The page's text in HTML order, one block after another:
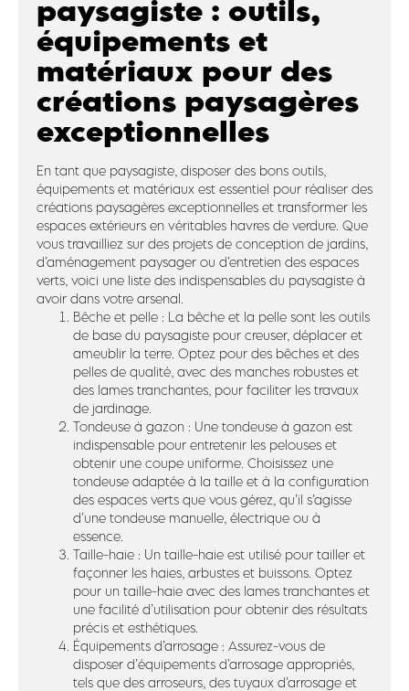
paysagiste : outils,
équipements et
matériaux pour des
créations paysagères
exceptionnelles
En tant que paysagiste, disposer des bons outils,
équipements et matériaux est essentiel pour réaliser des
créations paysagères exceptionnelles et transformer les
espaces extérieurs en véritables havres de verdure. Que
vous travailliez sur des projets de conception de jardins,
d’aménagement paysager ou d’entretien des espaces
verts, voici une liste des indispensables du paysagiste à
avoir dans votre arsenal.
Bêche et pelle : La bêche et la pelle sont les outils
de base du paysagiste pour creuser, déplacer et
ameublir la terre. Optez pour des bêches et des
pelles de qualité, avec des manches robustes et
des lames tranchantes, pour faciliter les travaux
de jardinage.
Tondeuse à gazon : Une tondeuse à gazon est
indispensable pour entretenir les pelouses et
obtenir une coupe uniforme. Choisissez une
tondeuse adaptée à la taille et à la configuration
des espaces verts que vous gérez, qu’il s’agisse
d’une tondeuse manuelle, électrique ou à
essence.
Taille-haie : Un taille-haie est utilisé pour tailler et
façonner les haies, arbustes et buissons. Optez
pour un taille-haie avec des lames tranchantes et
une facilité d’utilisation pour obtenir des résultats
précis et esthétiques.
Équipements d’arrosage : Assurez-vous de
disposer d’équipements d’arrosage appropriés,
tels que des arroseurs, des tuyaux d’arrosage et